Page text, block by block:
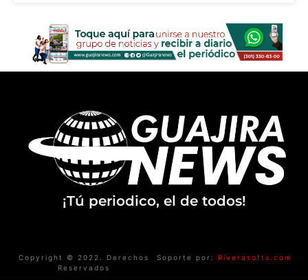
¡Tú periodico, el de todos!
Copyright © 2022. Derechos
Reservados
Soporte por: Riverasofts.com